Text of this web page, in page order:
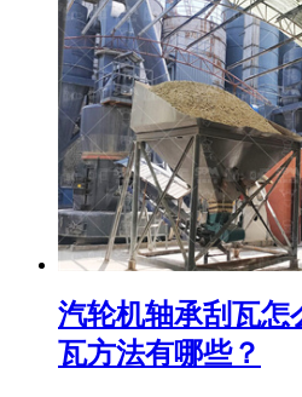
汽轮机轴承刮瓦怎
瓦方法有哪些？